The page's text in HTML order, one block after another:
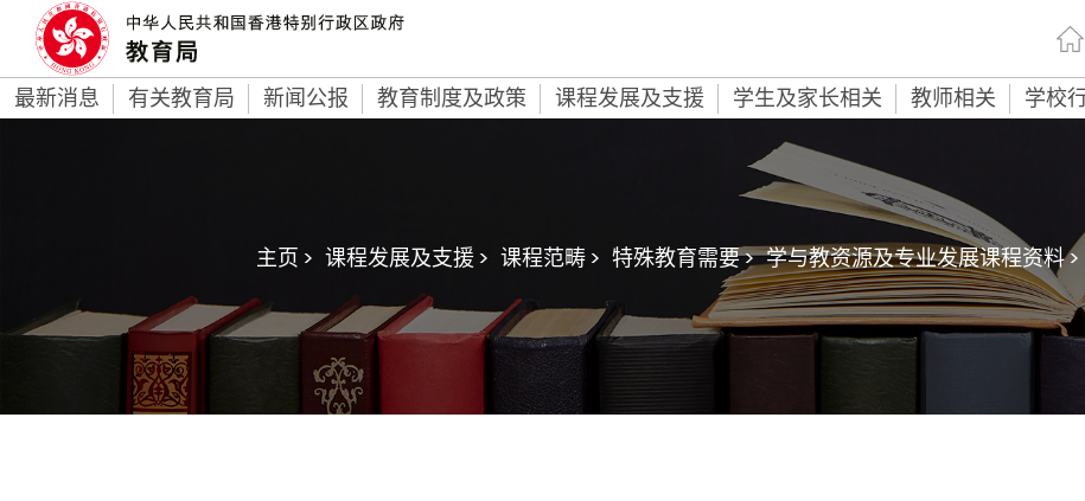
最新消息 有关教育局 新闻公报 教育制度及政策 课程发展及支援 学生及家长相关 教师相关 学校
主页 > 课程发展及支援 > 课程范畴 > 特殊教育需要 > 学与教资源及专业发展课程资料 >